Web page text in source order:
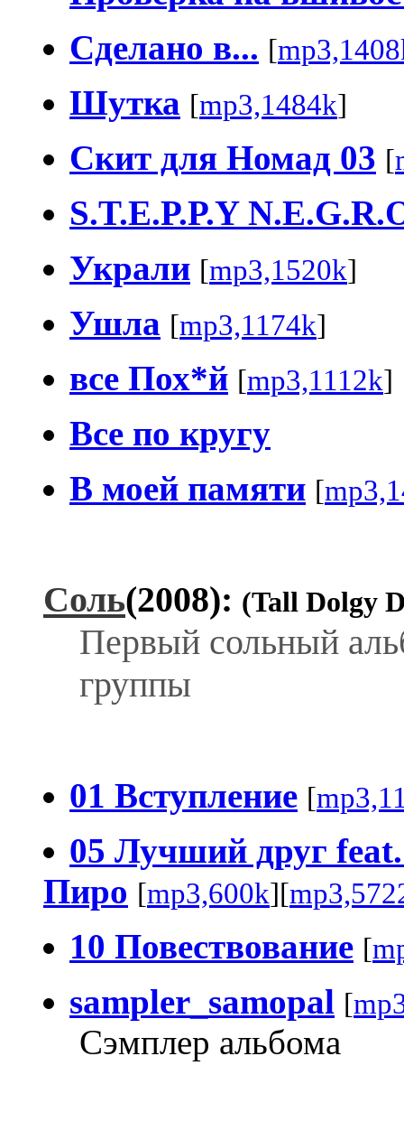
Сделано в... [
Шутка [mp3,1484k]
Скит для Номад 03 [
S.T.E.P.P.Y
Украли [mp3,1520k]
Ушла [mp3,1174k]
все Пох*й [mp3,1112k]
Все по кругу
В моей памяти [
Соль(2008): (Tall Dolgy
Первый сольный
группы
01 Вступление [
05 Лучший друг
Пиро [mp3,600k][
10 Повествование [
sampler_samopal [
Сэмплер альбома